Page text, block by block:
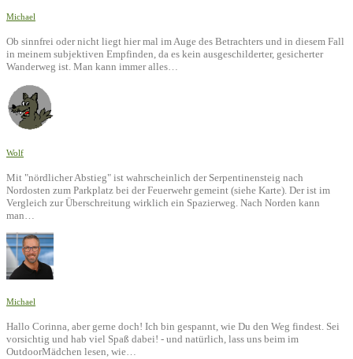
Michael
Ob sinnfrei oder nicht liegt hier mal im Auge des Betrachters und in diesem Fall
in meinem subjektiven Empfinden, da es kein ausgeschilderter, gesicherter
Wanderweg ist. Man kann immer alles…
Wolf
Mit "nördlicher Abstieg" ist wahrscheinlich der Serpentinensteig nach
Nordosten zum Parkplatz bei der Feuerwehr gemeint (siehe Karte). Der ist im
Vergleich zur Überschreitung wirklich ein Spazierweg. Nach Norden kann
man…
Michael
Hallo Corinna, aber gerne doch! Ich bin gespannt, wie Du den Weg findest. Sei
vorsichtig und hab viel Spaß dabei! - und natürlich, lass uns beim im
OutdoorMädchen lesen, wie…